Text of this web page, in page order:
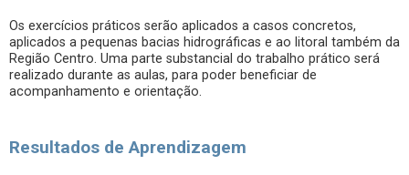
Os exercícios práticos serão aplicados a casos concretos,
aplicados a pequenas bacias hidrográficas e ao litoral também da
Região Centro. Uma parte substancial do trabalho prático será
realizado durante as aulas, para poder beneficiar de
acompanhamento e orientação.
Resultados de Aprendizagem